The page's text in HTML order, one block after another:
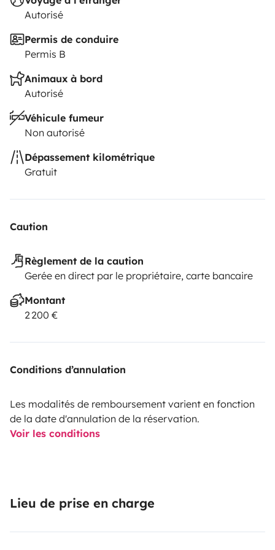
Autorisé
Permis de conduire
Permis B
Animaux à bord
Autorisé
Véhicule fumeur
Non autorisé
Dépassement kilométrique
Gratuit
Caution
Règlement de la caution
Gerée en direct par le propriétaire, carte bancaire
Montant
2 200 €
Conditions d’annulation
Les modalités de remboursement varient en fonction
de la date d'annulation de la réservation.
Voir les conditions
Lieu de prise en charge